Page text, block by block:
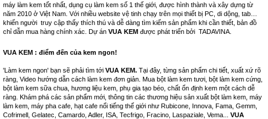
máy làm kem tốt nhất, dụng cụ làm kem số 1 thế giới, được hình thành và xây dựng từ
năm 2010 ở Việt Nam. Với nhiều website vệ tinh chạy trên mọi thiết bị PC, di dộng, tab…
khiến người truy cập thấy thích thú và dễ dàng tìm kiếm sản phẩm khi cần thiết, bản đồ
chỉ dẫn mua hàng chính xác. Dự án VUA KEM được phát triển bởi TADAVINA
VUA KEM : điểm đến của kem ngon!
'Làm kem ngon' bạn sẽ phải tìm tới VUA KEM. Tại đây, từng sản phẩm chi tiết, xuất xứ rõ
ràng, Video hướng dẫn cách làm kem đơn giản. Mua bột làm kem tươi, bột làm kem cứng,
bột làm kem sữa chua, hương liệu kem, phụ gia tạo béo, chất ổn định kem một cách dễ
ràng. Khám phá các sản phẩm mới, thông tin các thương hiệu sản xuất bột làm kem, máy
làm kem, máy pha cafe, hạt cafe nổi tiếng thế giới như Rubicone, Innova, Fama, Gemm,
Cofrimell, Gelatec, Camardo, Adler, ISA, Tecfrigo, Fracino, Laspaziale, Vema... VUA